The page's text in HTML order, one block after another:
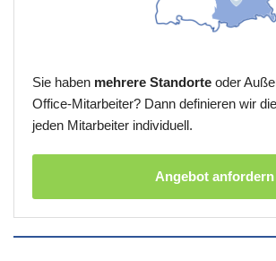
Sie haben mehrere Standorte oder
Office-Mitarbeiter? Dann definieren wir
jeden Mitarbeiter individuell.
Angebot anfordern